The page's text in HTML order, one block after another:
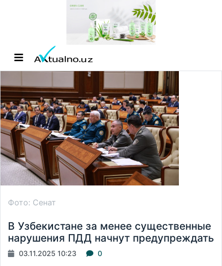
Фото: Сенат
В Узбекистане за менее существенные
нарушения ПДД начнут предупреждать
03.11.2025 10:23 0